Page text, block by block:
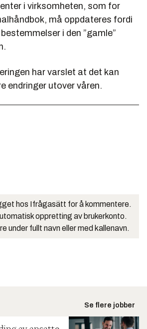
i virksomheten, som for
må oppdateres fordi
i den ”gamle”
har varslet at det kan
endringer utover våren.
hos Ifrågasätt for å kommentere.
oppretting av brukerkonto.
under fullt navn eller med kallenavn.
Se flere jobber